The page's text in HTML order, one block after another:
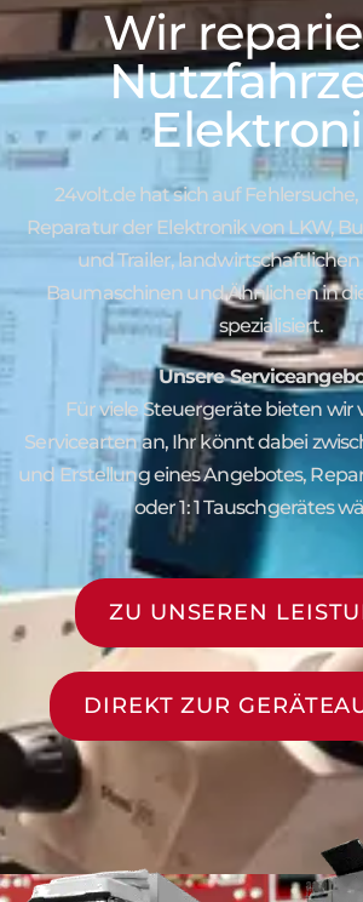
Wir
24volt.de hat sich auf
Reparatur der Elektronik von LKW,
und Trailer,
Baumaschinen und Ähnlichen in
spezialisiert.
Unsere
Für viele Steuergeräte bieten wir
Servicearten an, Ihr könnt dabei
und Erstellung eines Angebotes,
oder 1: 1 Tauschgerätes
ZU UNSEREN
DIREKT ZUR